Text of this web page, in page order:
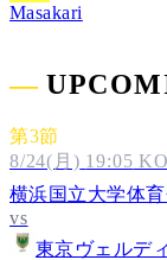
Masakari
―
第3節
8/24(月) 19:05 KO
横浜国立大学体
vs
東京ヴェルデ